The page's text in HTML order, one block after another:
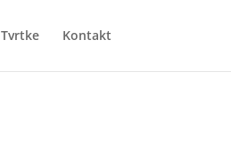
Tvrtke Kontakt